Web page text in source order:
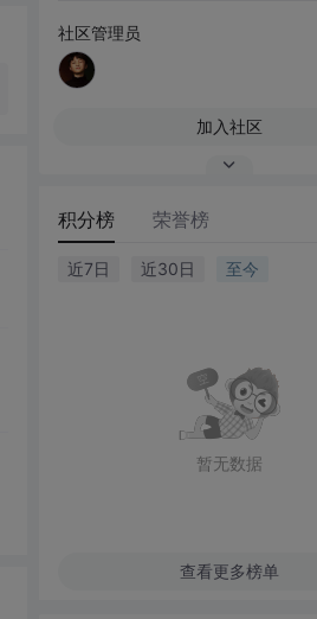
社区管理员
加入社区
积分榜 荣誉榜
近7日 近30日 至今
暂无数据
查看更多榜单